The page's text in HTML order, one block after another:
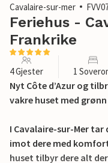
Cavalaire-sur-mer
Feriehus -
Frankrike
4 Gjester 1
Nyt Côte d’Azur og
vakre huset med grønn
I Cavalaire-sur-Mer
imot dere med
huset tilbyr dere alt